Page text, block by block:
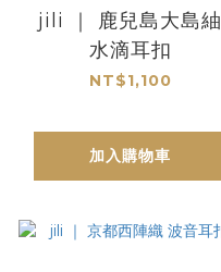
jili ｜ 鹿兒島大島紬
水滴耳扣
NT$1,100
加入購物車